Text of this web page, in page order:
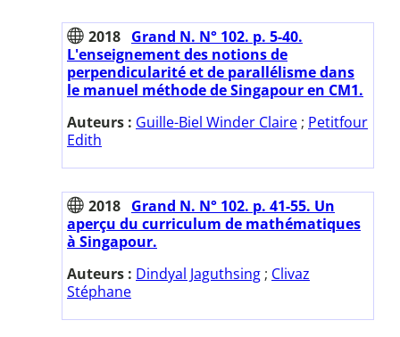
2018 Grand N. N° 102. p. 5-40.
L'enseignement des notions de
perpendicularité et de parallélisme dans
le manuel méthode de Singapour en CM1.
Auteurs : Guille-Biel Winder Claire ; Petitfour
Edith
2018 Grand N. N° 102. p. 41-55. Un
aperçu du curriculum de mathématiques
à Singapour.
Auteurs : Dindyal Jaguthsing ; Clivaz
Stéphane